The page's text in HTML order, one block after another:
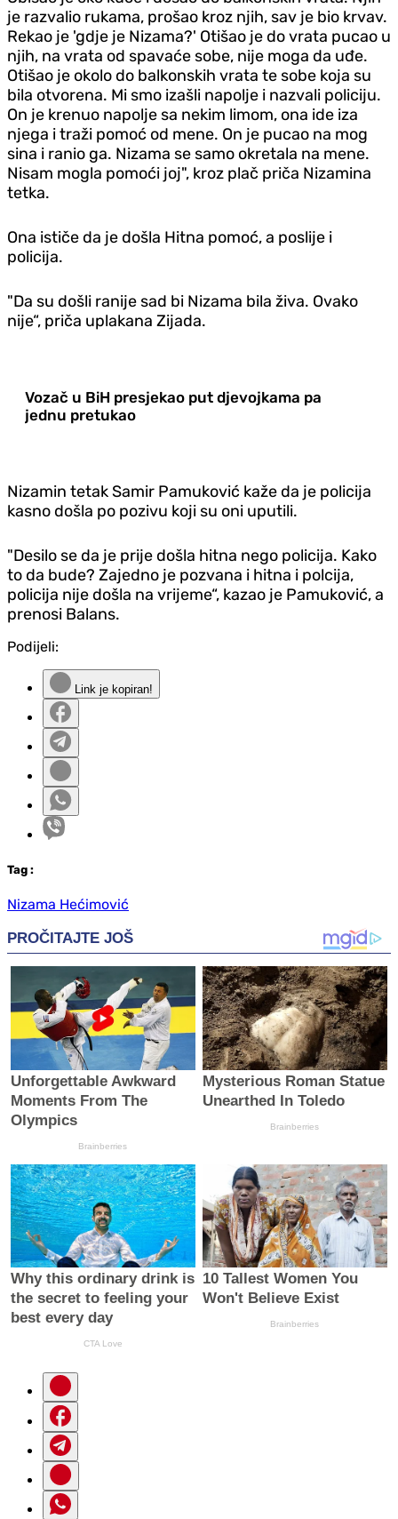
je razvalio rukama, prošao kroz njih, sav je bio krvav.
Rekao je 'gdje je Nizama?' Otišao je do vrata pucao u
njih, na vrata od spavaće sobe, nije moga da uđe.
Otišao je okolo do balkonskih vrata te sobe koja su
bila otvorena. Mi smo izašli napolje i nazvali policiju.
On je krenuo napolje sa nekim limom, ona ide iza
njega i traži pomoć od mene. On je pucao na mog
sina i ranio ga. Nizama se samo okretala na mene.
Nisam mogla pomoći joj", kroz plač priča Nizamina
tetka.
Ona ističe da je došla Hitna pomoć, a poslije i
policija.
"Da su došli ranije sad bi Nizama bila živa. Ovako
nije“, priča uplakana Zijada.
Vozač u BiH presjekao put djevojkama pa
jednu pretukao
Nizamin tetak Samir Pamuković kaže da je policija
kasno došla po pozivu koji su oni uputili.
"Desilo se da je prije došla hitna nego policija. Kako
to da bude? Zajedno je pozvana i hitna i polcija,
policija nije došla na vrijeme“, kazao je Pamuković, a
prenosi Balans.
Podijeli:
Link je kopiran!
Tag :
Nizama Hećimović